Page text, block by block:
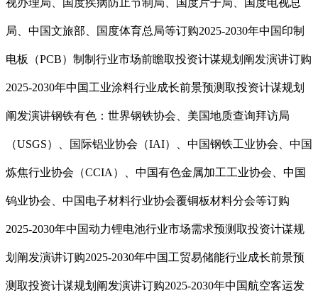
视办理局、国度疾病防止节制局、国度片子局、国度电视总
局、中国文旅部、国度体育总局等订购2025-2030年中国印制
电板（PCB）制制行业市场前瞻取投资计谋规划阐发演讲订购
2025-2030年中国工业涂料行业成长前景预测取投资计谋规划
阐发演讲钢铁有色：世界钢铁协会、美国地质查询拜访局
（USGS）、国际铝业协会（IAI）、中国钢铁工业协会、中国
炼焦行业协会（CCIA）、中国有色金属加工工业协会、中国
钨业协会、中国电子材料行业协会覆铜板材料分会等订购
2025-2030年中国动力锂电池行业市场需求预测取投资计谋规
划阐发演讲订购2025-2030年中国工贸易储能行业成长前景预
测取投资计谋规划阐发演讲订购2025-2030年中国航空客运发